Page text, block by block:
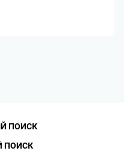
ПОИСК
ПОИСК